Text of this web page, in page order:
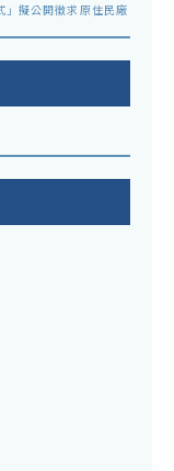
」擬公開徵求原住民廠